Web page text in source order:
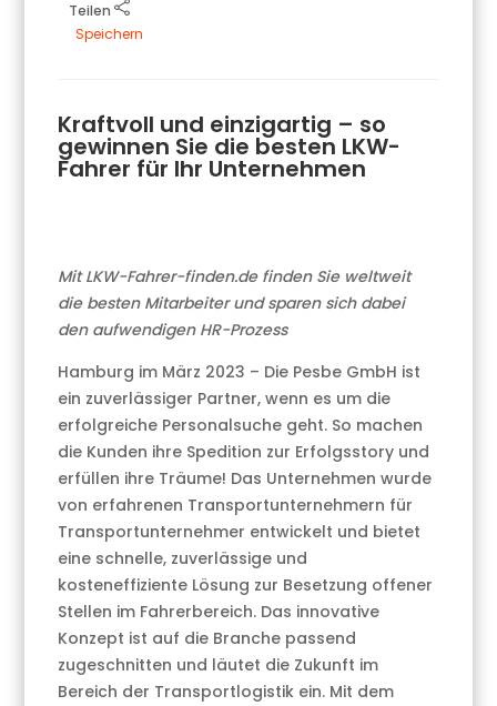
Teilen
Speichern
Kraftvoll und einzigartig – so
gewinnen Sie die besten LKW-
Fahrer für Ihr Unternehmen
Mit LKW-Fahrer-finden.de finden Sie weltweit
die besten Mitarbeiter und sparen sich dabei
den aufwendigen HR-Prozess
Hamburg im März 2023 – Die Pesbe GmbH ist
ein zuverlässiger Partner, wenn es um die
erfolgreiche Personalsuche geht. So machen
die Kunden ihre Spedition zur Erfolgsstory und
erfüllen ihre Träume! Das Unternehmen wurde
von erfahrenen Transportunternehmern für
Transportunternehmer entwickelt und bietet
eine schnelle, zuverlässige und
kosteneffiziente Lösung zur Besetzung offener
Stellen im Fahrerbereich. Das innovative
Konzept ist auf die Branche passend
zugeschnitten und läutet die Zukunft im
Bereich der Transportlogistik ein. Mit dem